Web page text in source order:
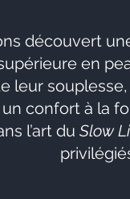
découvert
en
leur
confort à la
l’art du Slow